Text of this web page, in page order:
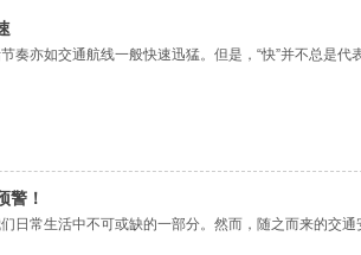
奏亦如交通航线一般快速迅猛。但是，“快”并不总是
警！
日常生活中不可或缺的一部分。然而，随之而来的交